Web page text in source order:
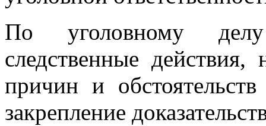
По уголовному делу
следственные действия,
причин и
закрепление